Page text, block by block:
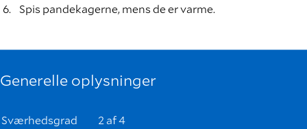
Spis pandekagerne, mens de er varme.
Generelle oplysninger
Sværhedsgrad 2 af 4